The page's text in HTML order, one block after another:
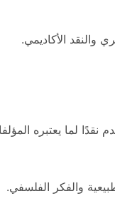
والنقد الأكاديمي.
لما يعتبره
والفكر الفلسفي.